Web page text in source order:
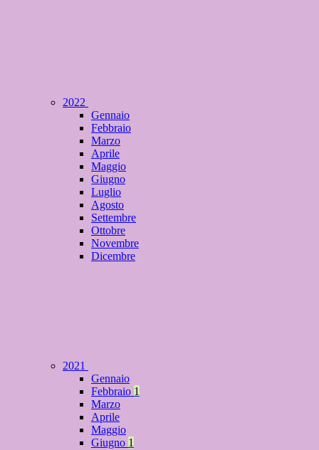
2022
Gennaio
Febbraio
Marzo
Aprile
Maggio
Giugno
Luglio
Agosto
Settembre
Ottobre
Novembre
Dicembre
2021
Gennaio
Febbraio 1
Marzo
Aprile
Maggio
Giugno 1